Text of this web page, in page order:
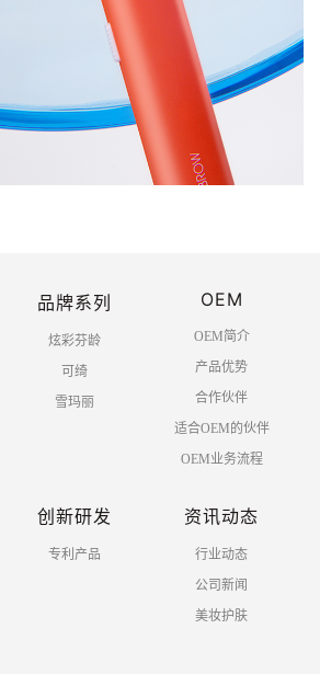
品牌系列
炫彩芬龄
可绮
雪玛丽
OEM
OEM简介
产品优势
合作伙伴
适合OEM的伙伴
OEM业务流程
创新研发
专利产品
资讯动态
行业动态
公司新闻
美妆护肤